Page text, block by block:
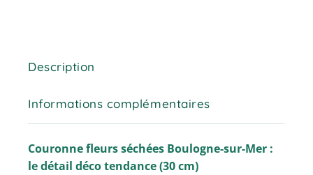
Description
Informations complémentaires
Couronne fleurs séchées Boulogne-sur-Mer :
le détail déco tendance (30 cm)